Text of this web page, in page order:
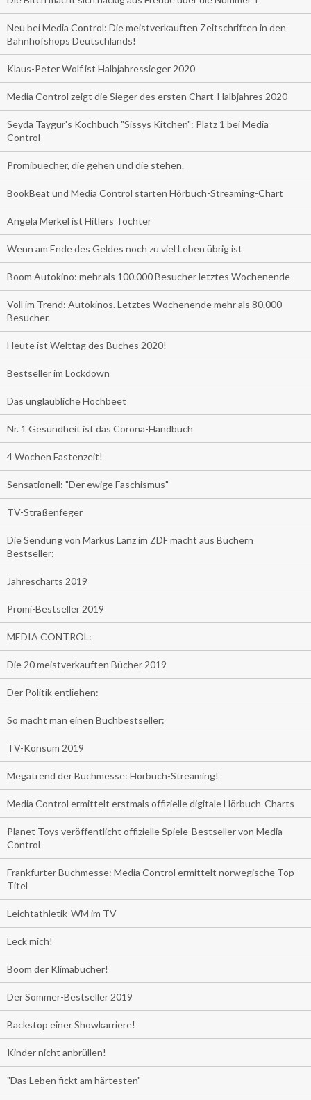
Neu bei Media Control: Die meistverkauften Zeitschriften in den
Bahnhofshops Deutschlands!
Klaus-Peter Wolf ist Halbjahressieger 2020
Media Control zeigt die Sieger des ersten Chart-Halbjahres 2020
Seyda Taygur's Kochbuch "Sissys Kitchen": Platz 1 bei Media
Control
Promibuecher, die gehen und die stehen.
BookBeat und Media Control starten Hörbuch-Streaming-Chart
Angela Merkel ist Hitlers Tochter
Wenn am Ende des Geldes noch zu viel Leben übrig ist
Boom Autokino: mehr als 100.000 Besucher letztes Wochenende
Voll im Trend: Autokinos. Letztes Wochenende mehr als 80.000
Besucher.
Heute ist Welttag des Buches 2020!
Bestseller im Lockdown
Das unglaubliche Hochbeet
Nr. 1 Gesundheit ist das Corona-Handbuch
4 Wochen Fastenzeit!
Sensationell: "Der ewige Faschismus"
TV-Straßenfeger
Die Sendung von Markus Lanz im ZDF macht aus Büchern
Bestseller:
Jahrescharts 2019
Promi-Bestseller 2019
MEDIA CONTROL:
Die 20 meistverkauften Bücher 2019
Der Politik entliehen:
So macht man einen Buchbestseller:
TV-Konsum 2019
Megatrend der Buchmesse: Hörbuch-Streaming!
Media Control ermittelt erstmals offizielle digitale Hörbuch-Charts
Planet Toys veröffentlicht offizielle Spiele-Bestseller von Media
Control
Frankfurter Buchmesse: Media Control ermittelt norwegische Top-
Titel
Leichtathletik-WM im TV
Leck mich!
Boom der Klimabücher!
Der Sommer-Bestseller 2019
Backstop einer Showkarriere!
Kinder nicht anbrüllen!
"Das Leben fickt am härtesten"